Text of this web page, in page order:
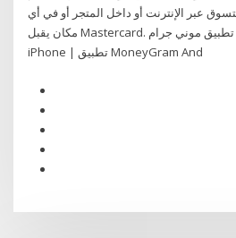
عبر الإنترنت أو داخل المتجر أو في أي
مكان يقبل Mastercard. أو في أي مكان في العالم | تطبيق موني جرام
iPhone | تطبيق MoneyGram And